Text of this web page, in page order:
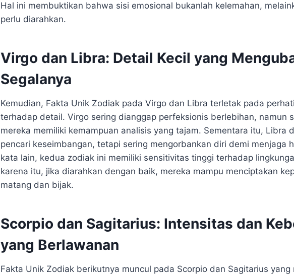
Hal ini membuktikan bahwa sisi emosional bukanlah kelemahan,
perlu diarahkan.
Virgo dan Libra: Detail Kecil yang
Segalanya
Kemudian, Fakta Unik Zodiak pada Virgo dan Libra terletak pada
terhadap detail. Virgo sering dianggap perfeksionis berlebihan, namun
mereka memiliki kemampuan analisis yang tajam. Sementara itu, Libra
pencari keseimbangan, tetapi sering mengorbankan diri demi menjaga
kata lain, kedua zodiak ini memiliki sensitivitas tinggi terhadap
karena itu, jika diarahkan dengan baik, mereka mampu menciptakan
matang dan bijak.
Scorpio dan Sagitarius: Intensitas dan
yang Berlawanan
Fakta Unik Zodiak berikutnya muncul pada Scorpio dan Sagitarius yang